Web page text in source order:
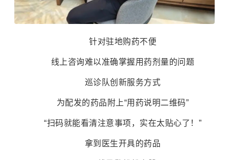
针对驻地购药不便
线上咨询难以准确掌握用药剂量的问题
巡诊队创新服务方式
为配发的药品附上“用药说明二维码”
“扫码就能看清注意事项，实在太贴心了！”
拿到医生开具的药品